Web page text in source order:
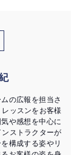
の広報を担当さ
ッスンをお客様
や感想を中心に
ストラクターが
構成する姿やリ